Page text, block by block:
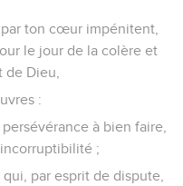
ton cœur impénitent,
le jour de la colère et
Dieu,
:
à bien faire,
;
par esprit de dispute,